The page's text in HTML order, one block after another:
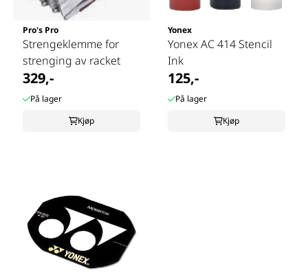
Pro's Pro
Strengeklemme for
strenging av racket
329,-
På lager
Kjøp
Yonex
Yonex AC 414 Stencil
Ink
125,-
På lager
Kjøp